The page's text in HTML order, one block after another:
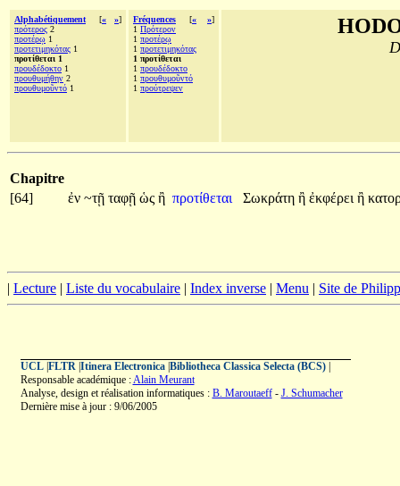
Alphabétiquement [« »]
πρότερος 2
προτέρῳ 1
προτετιμηκότας 1
προτίθεται 1
προυδέδοκτο 1
προυθυμήθην 2
προυθυμοῦντό 1
Fréquences [« »]
1 Πρότερον
1 προτέρῳ
1 προτετιμηκότας
1 προτίθεται
1 προυδέδοκτο
1 προυθυμοῦντό
1 προύτρεψεν
Chapitre
[64]
ἐν ~τῇ ταφῇ ὡς ἢ προτίθεται Σωκράτη ἢ ἐκφέρει ἢ
| Lecture | Liste du vocabulaire | Index inverse | Menu | Site de
UCL| FLTR| Itinera Electronica| Bibliotheca Classica Selecta (BCS)|
Responsable académique :Alain Meurant
Analyse, design et réalisation informatiques : B. Maroutaeff- J. Schumacher
Dernière mise à jour : 9/06/2005